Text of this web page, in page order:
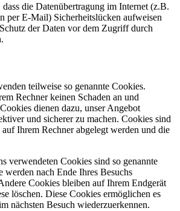
die Datenübertragung im Internet (z.B.
per E-Mail) Sicherheitslücken aufweisen
der Daten vor dem Zugriff durch
teilweise so genannte Cookies.
Rechner keinen Schaden an und
dienen dazu, unser Angebot
und sicherer zu machen. Cookies sind
Ihrem Rechner abgelegt werden und die
verwendeten Cookies sind so genannte
werden nach Ende Ihres Besuchs
Cookies bleiben auf Ihrem Endgerät
löschen. Diese Cookies ermöglichen es
nächsten Besuch wiederzuerkennen.